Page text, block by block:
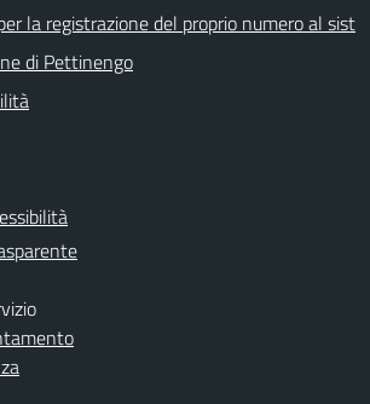
la registrazione del proprio numero al sist
di Pettinengo